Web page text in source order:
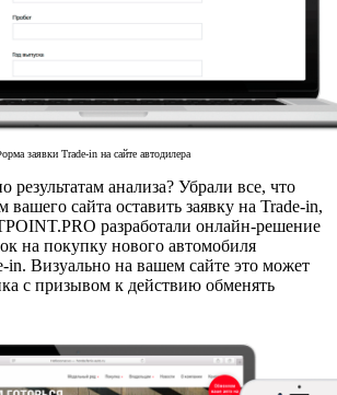
заявки Trade-in на сайте автодилера
результатам анализа? Убрали все, что
вашего сайта оставить заявку на Trade-in,
разработали онлайн-решение
на покупку нового автомобиля
in. Визуально на вашем сайте это может
с призывом к действию обменять